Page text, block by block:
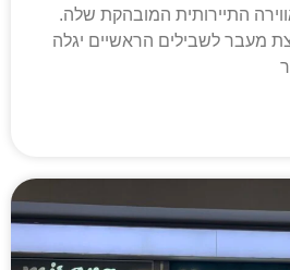
התיירותית המובהקת שלה.
מעבר לשבילים הראשיים יגלה